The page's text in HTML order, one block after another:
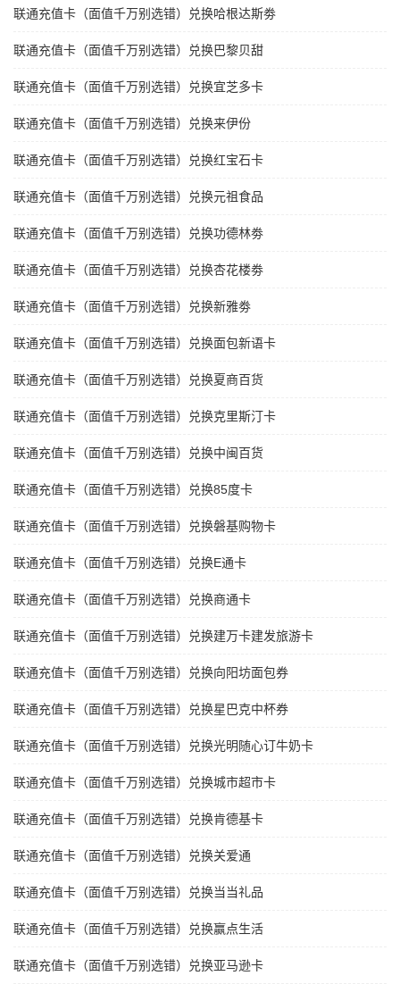
联通充值卡（面值千万别选错）兑换哈根达斯劵
联通充值卡（面值千万别选错）兑换巴黎贝甜
联通充值卡（面值千万别选错）兑换宜芝多卡
联通充值卡（面值千万别选错）兑换来伊份
联通充值卡（面值千万别选错）兑换红宝石卡
联通充值卡（面值千万别选错）兑换元祖食品
联通充值卡（面值千万别选错）兑换功德林劵
联通充值卡（面值千万别选错）兑换杏花楼劵
联通充值卡（面值千万别选错）兑换新雅劵
联通充值卡（面值千万别选错）兑换面包新语卡
联通充值卡（面值千万别选错）兑换夏商百货
联通充值卡（面值千万别选错）兑换克里斯汀卡
联通充值卡（面值千万别选错）兑换中闽百货
联通充值卡（面值千万别选错）兑换85度卡
联通充值卡（面值千万别选错）兑换磐基购物卡
联通充值卡（面值千万别选错）兑换E通卡
联通充值卡（面值千万别选错）兑换商通卡
联通充值卡（面值千万别选错）兑换建万卡建发旅游卡
联通充值卡（面值千万别选错）兑换向阳坊面包券
联通充值卡（面值千万别选错）兑换星巴克中杯券
联通充值卡（面值千万别选错）兑换光明随心订牛奶卡
联通充值卡（面值千万别选错）兑换城市超市卡
联通充值卡（面值千万别选错）兑换肯德基卡
联通充值卡（面值千万别选错）兑换关爱通
联通充值卡（面值千万别选错）兑换当当礼品
联通充值卡（面值千万别选错）兑换赢点生活
联通充值卡（面值千万别选错）兑换亚马逊卡